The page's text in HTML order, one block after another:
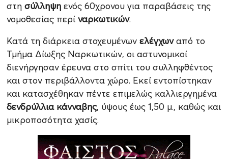
στη σύλληψηενός 60χρονου για παραβάσεις της
νομοθεσίας περί ναρκωτικών.
Κατά τη διάρκεια στοχευμένων ελέγχωναπό το
Τμήμα Δίωξης Ναρκωτικών, οι αστυνομικοί
διενήργησαν έρευνα στο σπίτι του συλληφθέντος
και στον περιβάλλοντα χώρο. Εκεί εντοπίστηκαν
και κατασχέθηκαν πέντε επιμελώς καλλιεργημένα
δενδρύλλια κάνναβης, ύψους έως 1,50 μ., καθώς και
μικροποσότητα χασίς.